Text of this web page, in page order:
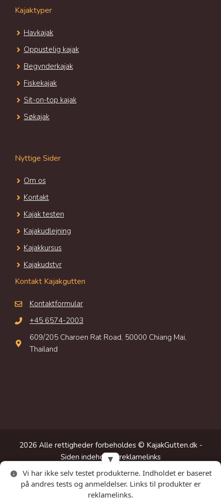
Kajaktyper
Havkajak
Oppustelig kajak
Begynderkajak
Fiskekajak
Sit-on-top kajak
Søkajak
Nyttige Sider
Om os
Kontakt
Kajak testen
Kajakudlejning
Kajakkursus
Kajakudstyr
Kontakt Kajakgutten
Kontaktformular
+45 6574-2003
609/205 Charoen Rat Road, 50000 Chiang Mai,
Thailand
2026 Alle rettigheder forbeholdes © KajakGutten.dk -
Siden indeholder reklamelinks
Privacy Policy
▼
Vi har ikke selv testet produkterne. Indholdet er baseret
på andres tests og anmeldelser. Links til produkter er
reklamelinks.